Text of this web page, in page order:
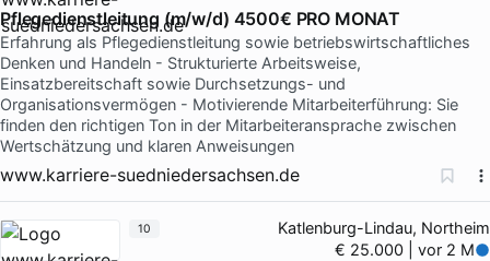
Pflegedienstleitung (m/w/d) 4500€ PRO MONAT
Erfahrung als Pflegedienstleitung sowie betriebswirtschaftliches
Denken und Handeln - Strukturierte Arbeitsweise,
Einsatzbereitschaft sowie Durchsetzungs- und
Organisationsvermögen - Motivierende Mitarbeiterführung: Sie
finden den richtigen Ton in der Mitarbeiteransprache zwischen
Wertschätzung und klaren Anweisungen
www.karriere-suedniedersachsen.de
Katlenburg-Lindau, Northeim
€ 25.000 | vor 2 M
10